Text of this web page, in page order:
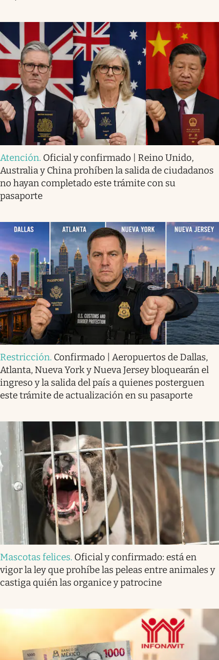
Atención. Oficial y confirmado | Reino Unido,
Australia y China prohíben la salida de ciudadanos
no hayan completado este trámite con su
pasaporte
Restricción. Confirmado | Aeropuertos de Dallas,
Atlanta, Nueva York y Nueva Jersey bloquearán el
ingreso y la salida del país a quienes posterguen
este trámite de actualización en su pasaporte
Mascotas felices. Oficial y confirmado: está en
vigor la ley que prohíbe las peleas entre animales y
castiga quién las organice y patrocine